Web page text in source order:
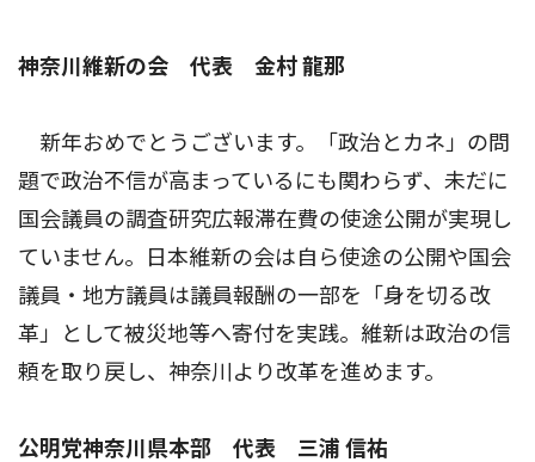
神奈川維新の会 代表 金村 龍那
新年おめでとうございます。「政治とカネ」の問
題で政治不信が高まっているにも関わらず、未だに
国会議員の調査研究広報滞在費の使途公開が実現し
ていません。日本維新の会は自ら使途の公開や国会
議員・地方議員は議員報酬の一部を「身を切る改
革」として被災地等へ寄付を実践。維新は政治の信
頼を取り戻し、神奈川より改革を進めます。
公明党神奈川県本部 代表 三浦 信祐